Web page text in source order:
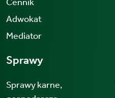
Adwokat
Mediator
Sprawy
Sprawy karne,